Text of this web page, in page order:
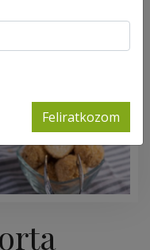
Feliratkozom